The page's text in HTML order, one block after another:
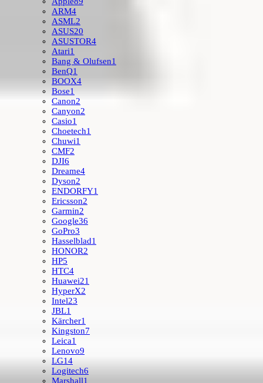
ARM4
ASML2
ASUS20
ASUSTOR4
Atari1
Bang & Olufsen1
BenQ1
BOOX4
Bose1
Canon2
Canyon2
Casio1
Choetech1
Chuwi1
CMF2
DJI6
Dreame4
Dyson2
ENDORFY1
Ericsson2
Garmin2
Google36
GoPro3
Hasselblad1
HONOR2
HP5
HTC4
Huawei21
HyperX2
Intel23
JBL1
Kärcher1
Kingston7
Leica1
Lenovo9
LG14
Logitech6
Marshall1